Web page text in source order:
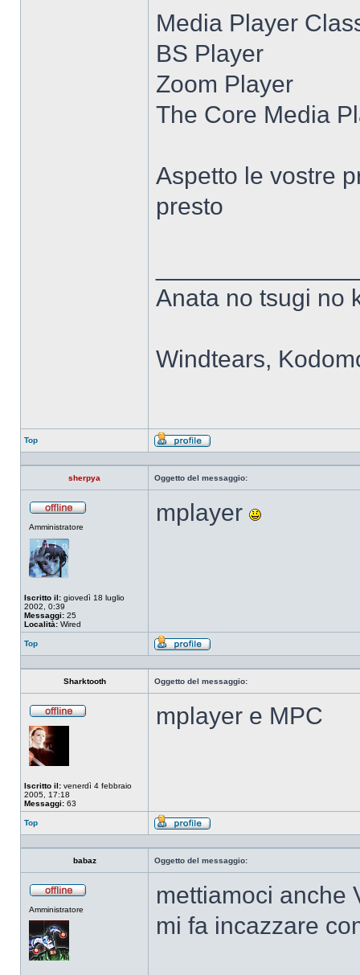
Media Player
BS Player
Zoom Player
The Core Media
Aspetto le vostre
presto
Anata no tsugi no
Windtears,
Top
Profilo
sherpya Oggetto del messaggio:
Amministratore
Iscritto il: giovedì 18 luglio
2002, 0:39
Messaggi: 25
Località: Wired
mplayer
Top
Profilo
Sharktooth Oggetto del messaggio:
Iscritto il: venerdì 4 febbraio
2005, 17:18
Messaggi: 63
mplayer e MPC
Top
Profilo
babaz Oggetto del messaggio:
Amministratore
mettiamoci anche
mi fa incazzare